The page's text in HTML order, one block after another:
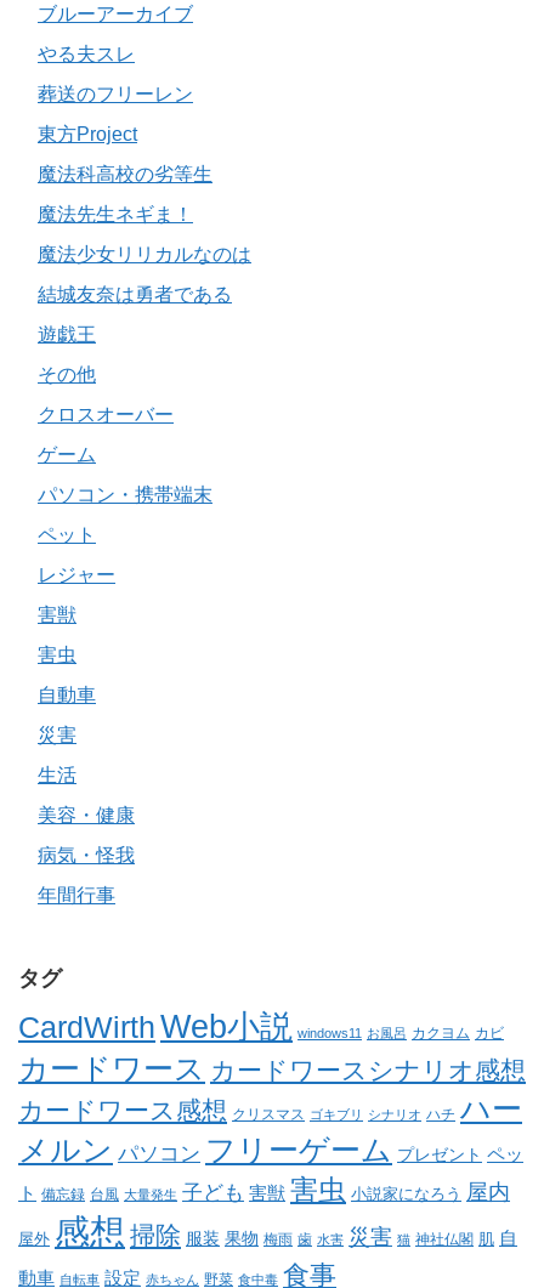
ブルーアーカイブ
やる夫スレ
葬送のフリーレン
東方Project
魔法科高校の劣等生
魔法先生ネギま！
魔法少女リリカルなのは
結城友奈は勇者である
遊戯王
その他
クロスオーバー
ゲーム
パソコン・携帯端末
ペット
レジャー
害獣
害虫
自動車
災害
生活
美容・健康
病気・怪我
年間行事
タグ
CardWirthWeb小説 windows11 お風呂 カクヨム カビ
カードワース カードワースシナリオ感想
カードワース感想 クリスマス ゴキブリ シナリオ ハチ ハー
メルン パソコン フリーゲーム プレゼント ペッ
ト 備忘録 台風 大量発生 子ども 害獣 害虫 小説家になろう 屋内
屋外 感想 掃除 服装 果物 梅雨 歯 水害 災害 猫 神社仏閣 肌 自
動車 自転車 設定 赤ちゃん 野菜 食中毒 食事